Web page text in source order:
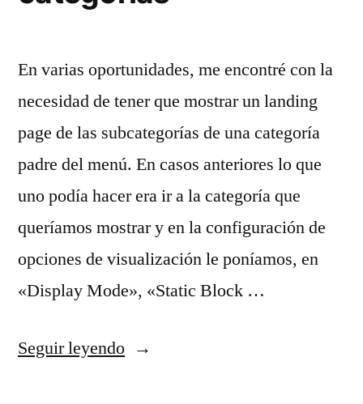
En varias oportunidades, me encontré con la
necesidad de tener que mostrar un landing
page de las subcategorías de una categoría
padre del menú. En casos anteriores lo que
uno podía hacer era ir a la categoría que
queríamos mostrar y en la configuración de
opciones de visualización le poníamos, en
«Display Mode», «Static Block …
Seguir leyendo«AM_SubCatMode,